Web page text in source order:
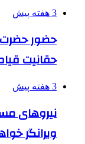
3 هفته پیش
حضور حضرت
حقانیت
3 هفته پیش
نیروهای
ویرانگر